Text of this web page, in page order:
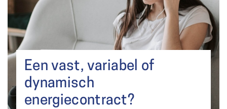
Een vast, variabel of
dynamisch
energiecontract?